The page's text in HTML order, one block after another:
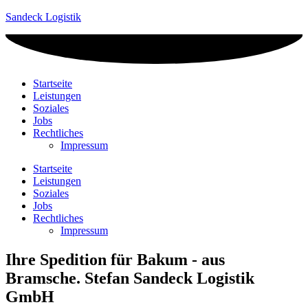
Sandeck Logistik
Startseite
Leistungen
Soziales
Jobs
Rechtliches
Impressum
Startseite
Leistungen
Soziales
Jobs
Rechtliches
Impressum
Ihre Spedition für Bakum - aus
Bramsche. Stefan Sandeck Logistik
GmbH